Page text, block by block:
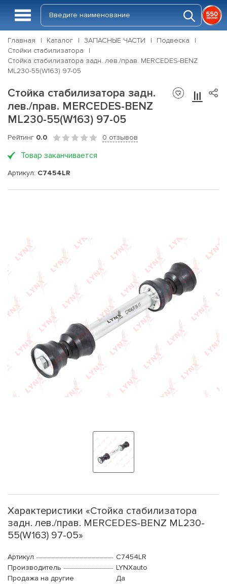
Главная Каталог ЗАПАСНЫЕ ЧАСТИ
Подвеска
Стойки стабилизатора
Стойка стабилизатора задн. лев./прав. MERCEDES-BENZ
ML230-55(W163) 97-05
Стойка стабилизатора задн.
лев./прав. MERCEDES-BENZ
ML230-55(W163) 97-05
Рейтинг 0.0 0 отзывов
Товар заканчивается
Артикул: C7454LR
Характеристики «Стойка стабилизатора
задн. лев./прав. MERCEDES-BENZ ML230-
55(W163) 97-05»
Артикул
C7454LR
Производитель
LYNXauto
Продажа на другие
Да